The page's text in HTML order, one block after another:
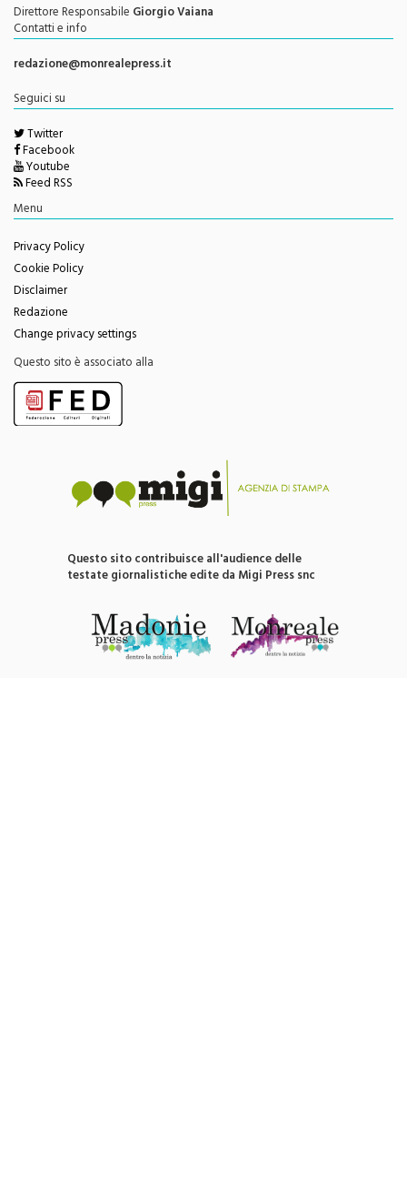
Autorizzazione del Tribunale di Palermo N. 621/2013
Direttore ResponsabileGiorgio Vaiana
Contatti e info
redazione@monrealepress.it
Seguici su
Twitter
Facebook
Youtube
Feed RSS
Privacy Policy
Cookie Policy
Disclaimer
Redazione
Change privacy settings
Questo sito è associato alla
Questo sito contribuisce all'audience delle